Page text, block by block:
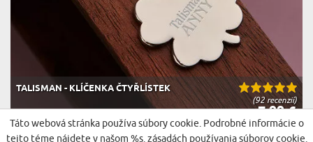
(92 recenzií)
TALISMAN - KLÍČENKA ČTYŘLÍSTEK
7,99 €
Táto webová stránka používa súbory cookie. Podrobné informácie o
tejto téme nájdete v našom %s.zásadách používania súborov cookie.